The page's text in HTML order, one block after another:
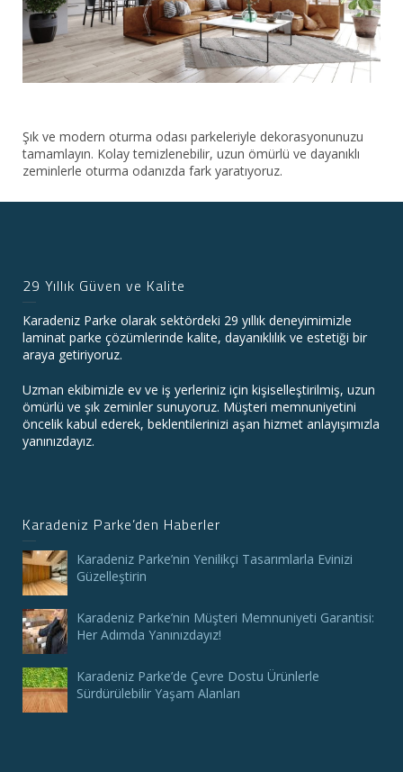
Şık ve modern oturma odası parkeleriyle dekorasyonunuzu
tamamlayın. Kolay temizlenebilir, uzun ömürlü ve dayanıklı
zeminlerle oturma odanızda fark yaratıyoruz.
29 Yıllık Güven ve Kalite
Karadeniz Parke olarak sektördeki 29 yıllık deneyimimizle
laminat parke çözümlerinde kalite, dayanıklılık ve estetiği bir
araya getiriyoruz.
Uzman ekibimizle ev ve iş yerleriniz için kişiselleştirilmiş, uzun
ömürlü ve şık zeminler sunuyoruz. Müşteri memnuniyetini
öncelik kabul ederek, beklentilerinizi aşan hizmet anlayışımızla
yanınızdayız.
Karadeniz Parke’den Haberler
Karadeniz Parke’nin Yenilikçi Tasarımlarla Evinizi
Güzelleştirin
Karadeniz Parke’nin Müşteri Memnuniyeti Garantisi:
Her Adımda Yanınızdayız!
Karadeniz Parke’de Çevre Dostu Ürünlerle
Sürdürülebilir Yaşam Alanları